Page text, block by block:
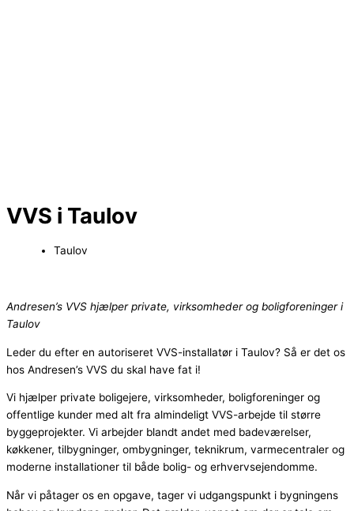
VVS i Taulov
Taulov
Andresen’s VVS hjælper private, virksomheder og boligforeninger i
Taulov
Leder du efter en autoriseret VVS-installatør i Taulov? Så er det os
hos Andresen’s VVS du skal have fat i!
Vi hjælper private boligejere, virksomheder, boligforeninger og
offentlige kunder med alt fra almindeligt VVS-arbejde til større
byggeprojekter. Vi arbejder blandt andet med badeværelser,
køkkener, tilbygninger, ombygninger, teknikrum, varmecentraler og
moderne installationer til både bolig- og erhvervsejendomme.
Når vi påtager os en opgave, tager vi udgangspunkt i bygningens